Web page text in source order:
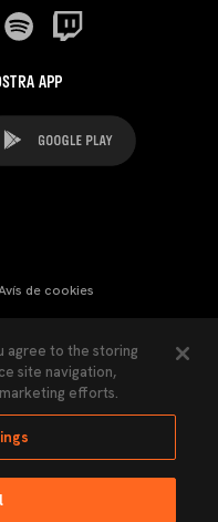
APP
de cookies
de Privacitat
agree to the storing
site navigation,
efforts.